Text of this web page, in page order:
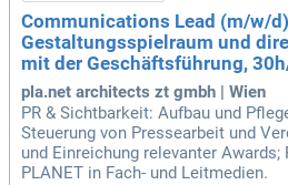
Communications Lead (m/w/
Gestaltungsspielraum und
mit der Geschäftsführung,
pla.net architects zt gmbh | Wien
PR & Sichtbarkeit: Aufbau und
Steuerung von Pressearbeit und
und Einreichung relevanter
PLANET in Fach- und Leitmedien.